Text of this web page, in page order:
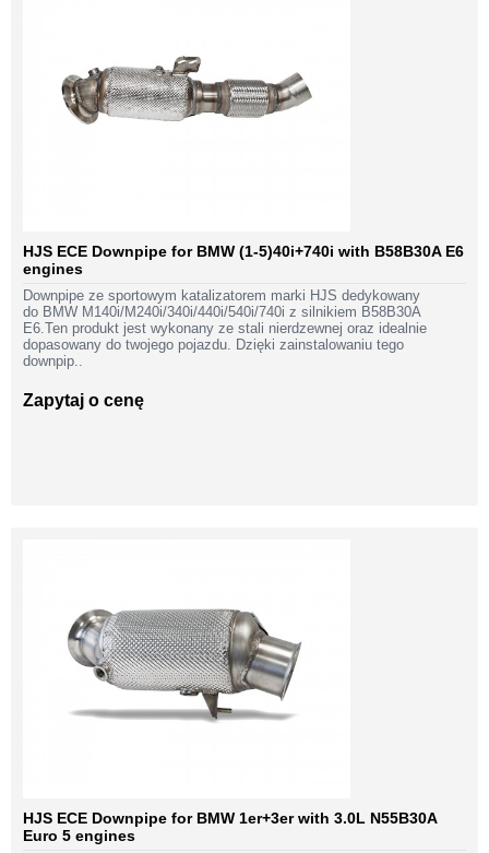
HJS ECE Downpipe for BMW (1-5)40i+740i with B58B30A E6
engines
Downpipe ze sportowym katalizatorem marki HJS dedykowany
do BMW M140i/M240i/340i/440i/540i/740i z silnikiem B58B30A
E6.Ten produkt jest wykonany ze stali nierdzewnej oraz idealnie
dopasowany do twojego pojazdu. Dzięki zainstalowaniu tego
downpip..
Zapytaj o cenę
HJS ECE Downpipe for BMW 1er+3er with 3.0L N55B30A
Euro 5 engines